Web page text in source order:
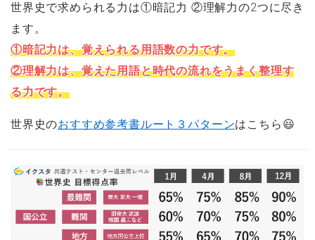
世界史で求められる力は①暗記力 ②理解力の2つに尽き
ます。
①暗記力は、覚えられる用語数の力です。
②理解力は、覚えた用語と時代の流れをうまく整理す
る力です。
世界史のおすすめ参考書ルート３パターンはこちら😃